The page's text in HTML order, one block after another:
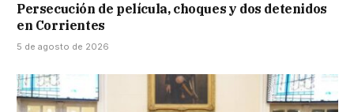
Persecución de película, choques y dos detenidos
en Corrientes
5 de agosto de 2026